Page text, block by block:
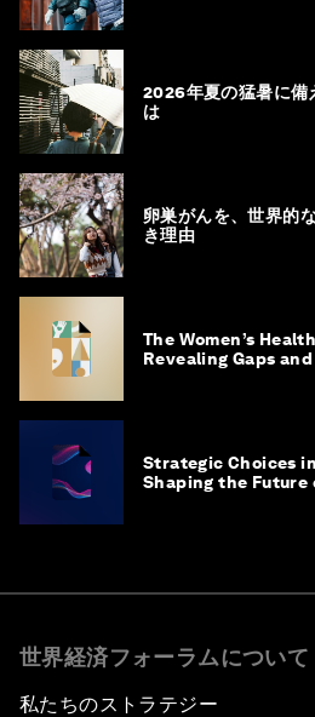
2026年夏の猛暑に備
は
卵巣がんを、世界的
き理由
The Women’s
Revealing Gaps
Strategic Choices
Shaping the Future
世界経済フォーラムについて
私たちのストラテジー